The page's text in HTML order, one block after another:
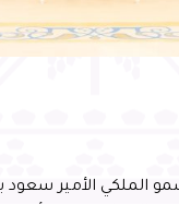
عن شكره لسمو
بتطوير منظومة
الارتقاء بتجربة
الملكي الأمير سعود